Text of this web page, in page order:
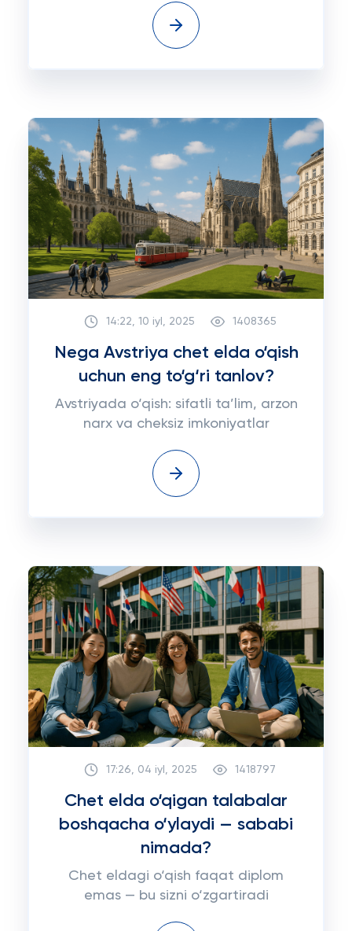
14:22, 10 iyl, 2025 1408365
Nega Avstriya chet elda o‘qish
uchun eng to‘g‘ri tanlov?
Avstriyada o‘qish: sifatli ta’lim, arzon
narx va cheksiz imkoniyatlar
17:26, 04 iyl, 2025 1418797
Chet elda o‘qigan talabalar
boshqacha o‘ylaydi — sababi
nimada?
Chet eldagi o‘qish faqat diplom
emas — bu sizni o‘zgartiradi